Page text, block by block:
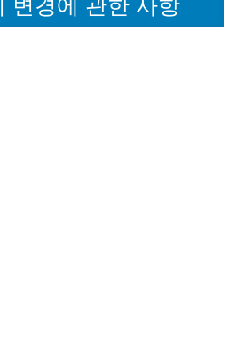
변경에 관한 사항